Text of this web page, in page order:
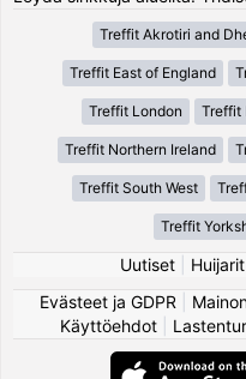
Treffit Akrotiri and
Treffit East of England
Treffit London Treffit
Treffit Northern Ireland
Treffit South West
Treffit
Uutiset Huijarit
Evästeet ja GDPR
Käyttöehdot